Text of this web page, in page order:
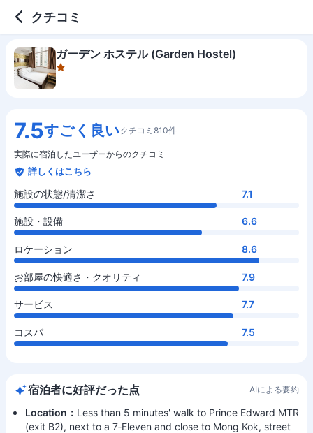
クチコミ
ガーデン ホステル (Garden Hostel)
7.5すごく良いクチコミ810件
実際に宿泊したユーザーからのクチコミ
詳しくはこちら
施設の状態/清潔さ 7.1
施設・設備 6.6
ロケーション 8.6
お部屋の快適さ・クオリティ 7.9
サービス 7.7
コスパ 7.5
宿泊者に好評だった点 AIによる要約
Location： Less than 5 minutes' walk to Prince Edward MTR
(exit B2), next to a 7‑Eleven and close to Mong Kok, street